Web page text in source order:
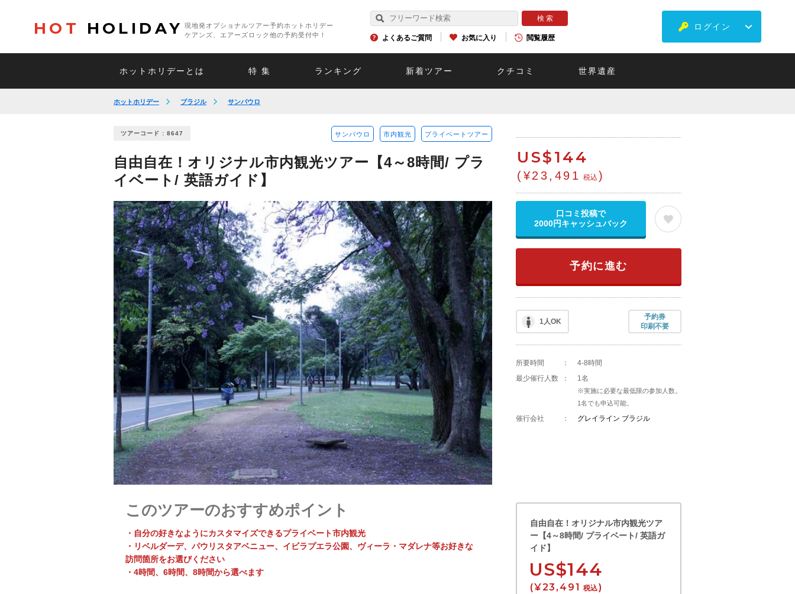
HOT HOLIDAY
現地発オプショナルツアー予約ホットホリデー
ケアンズ、エアーズロック他の予約受付中！
よくあるご質問 お気に入り 閲覧履歴
ログイン
ホットホリデーとは 特 集 ランキング 新着ツアー クチコミ 世界遺産
ホットホリデー ブラジル サンパウロ
ツアーコード : 8647 サンパウロ 市内観光 プライベートツアー
自由自在！オリジナル市内観光ツアー【4～8時間/ プラ
イベート/ 英語ガイド】
US$144
(¥23,491 税込 )
口コミ投稿で
2000円キャッシュバック
予約に進む
1人OK
予約券
印刷不要
所要時間 ：
4-8時間
最少催行人数
： 1名
※実施に必要な最低限の参加人数。
1名でも申込可能。
催行会社 ： グレイライン ブラジル
このツアーのおすすめポイント
・自分の好きなようにカスタマイズできるプライベート市内観光
・リベルダーデ、パウリスタアベニュー、イビラプエラ公園、ヴィーラ・マダレナ等お好きな
訪問箇所をお選びください
・4時間、6時間、8時間から選べます
自由自在！オリジナル市内観光ツア
ー【4～8時間/ プライベート/ 英語ガ
イド】
US$144
(¥23,491 税込)